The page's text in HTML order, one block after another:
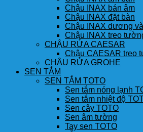
Chậu INAX bán âm
Chậu INAX đặt bàn
Chậu INAX dương
Chậu INAX treo
CHẬU RỬA CAESAR
Chậu CAESAR treo
CHẬU RỬA GROHE
SEN TẮM
SEN TẮM TOTO
Sen tắm nóng lạnh
Sen tắm nhiệt độ
Sen cây TOTO
Sen âm tường
Tay sen TOTO